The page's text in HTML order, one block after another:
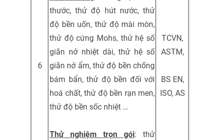
6
thước, thử độ hút nước, thử
độ bền uốn, thử độ mài mòn,
thử độ cứng Mohs, thử hệ số
giãn nở nhiệt dài, thử hệ số
giãn nở ẩm, thử độ bền chống
bám bẩn, thử độ bền đối với
hoá chất, thử độ bền rạn men,
thử độ bền sốc nhiệt …
Thử nghiệm trọn gói: thử
TCVN,
ASTM,
BS EN,
ISO, AS